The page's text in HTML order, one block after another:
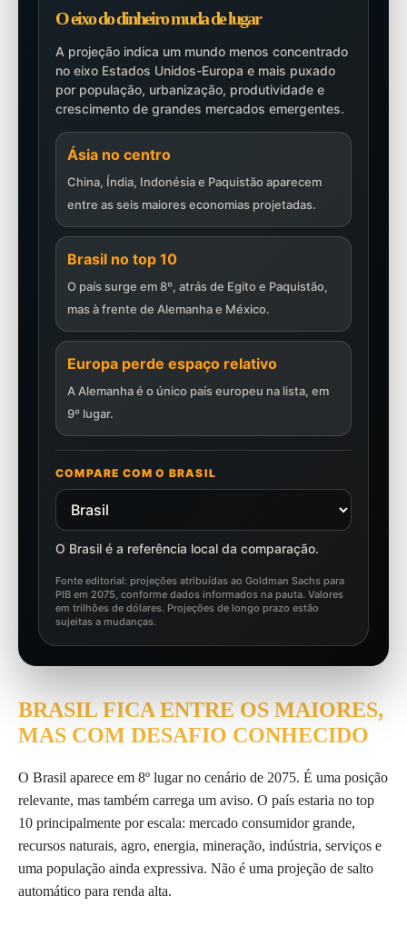
O eixo do dinheiro muda de lugar
A projeção indica um mundo menos concentrado
no eixo Estados Unidos-Europa e mais puxado
por população, urbanização, produtividade e
crescimento de grandes mercados emergentes.
Ásia no centro
China, Índia, Indonésia e Paquistão aparecem
entre as seis maiores economias projetadas.
Brasil no top 10
O país surge em 8º, atrás de Egito e Paquistão,
mas à frente de Alemanha e México.
Europa perde espaço relativo
A Alemanha é o único país europeu na lista, em
9º lugar.
COMPARE COM O BRASIL
O Brasil é a referência local da comparação.
Fonte editorial: projeções atribuídas ao Goldman Sachs para
PIB em 2075, conforme dados informados na pauta. Valores
em trilhões de dólares. Projeções de longo prazo estão
sujeitas a mudanças.
BRASIL FICA ENTRE OS MAIORES,
MAS COM DESAFIO CONHECIDO
O Brasil aparece em 8º lugar no cenário de 2075. É uma posição
relevante, mas também carrega um aviso. O país estaria no top
10 principalmente por escala: mercado consumidor grande,
recursos naturais, agro, energia, mineração, indústria, serviços e
uma população ainda expressiva. Não é uma projeção de salto
automático para renda alta.